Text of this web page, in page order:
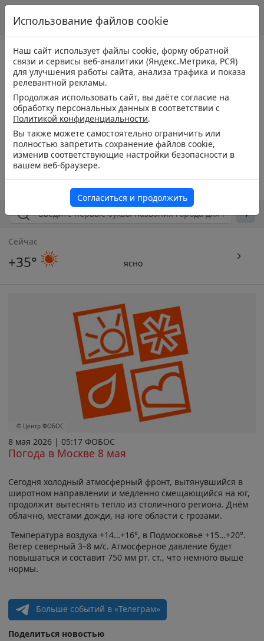
Сейчас
+35° ясно
© Центр ФОБОС
8 мая 2026 | 05:17 ФОБОС
Погода в Москве 8 мая
Сегодня холодный атмосферный фронт, вытянувшийся в
широтном направлении и медленно смещающийся на юг,
продолжит вытеснять тепло из столичного региона. Днём
облачно, местами дожди, на юге области с грозами.
Температура воздуха +14…+16°, в Подмосковье +15…+20°.
Ветер северный 3–8 м/с. Атмосферное давление будет
повышаться и составит 750 мм рт. ст., что немного выше
нормы.
Больше событий в «Телеграм»
Поделиться новостью
Использование файлов cookie
Наш сайт использует файлы cookie, форму обратной
связи и сервисы веб-аналитики (Яндекс.Метрика, РСЯ)
для улучшения работы сайта, анализа трафика и показа
релевантной рекламы.
Продолжая использовать сайт, вы даёте согласие на
обработку персональных данных в соответствии с
Политикой конфиденциальности.
Вы также можете самостоятельно ограничить или
полностью запретить сохранение файлов cookie,
изменив соответствующие настройки безопасности в
вашем веб-браузере.
Согласиться и продолжить